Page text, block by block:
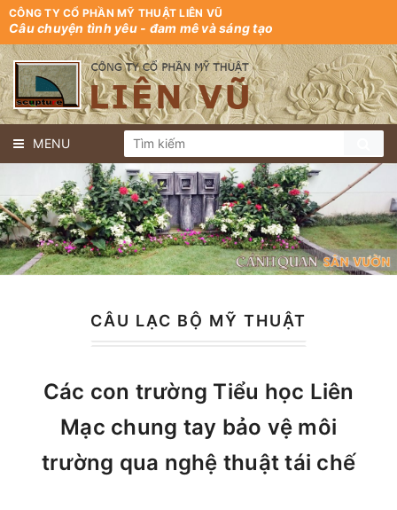
CÔNG TY CỔ PHẦN MỸ THUẬT LIÊN VŨ
Câu chuyện tình yêu - đam mê và sáng tạo
MENU
CÂU LẠC BỘ MỸ THUẬT
Các con trường Tiểu học Liên
Mạc chung tay bảo vệ môi
trường qua nghệ thuật tái chế